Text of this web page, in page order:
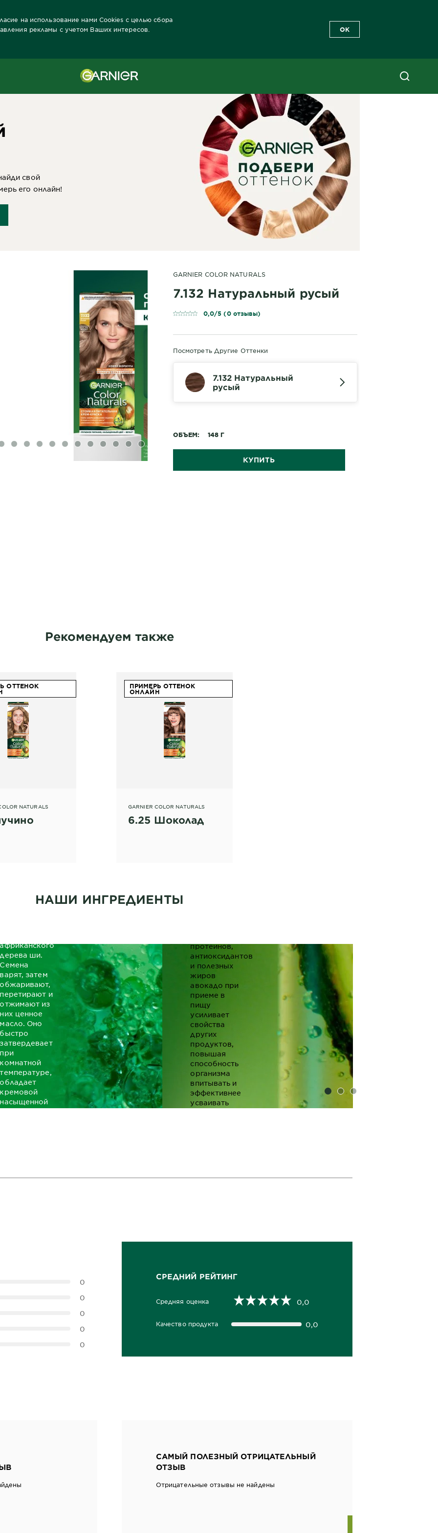
на использование нами Cookies с целью сбора
рекламы с учетом Ваших интересов.
OK
свой
его онлайн!
2
SLIDE 3
SLIDE 4
SLIDE 5
SLIDE 6
SLIDE 7
SLIDE 8
SLIDE 9
SLIDE 10
SLIDE 11
SLIDE 12
SLIDE 13SLIDE 14
GARNIER COLOR NATURALS
7.132 Натуральный русый
0,0/5 (0 отзывы)
Посмотреть Другие Оттенки
7.132 Натуральный
русый
ОБЪЕМ 148 Г
КУПИТЬ
Рекомендуем также
ОТТЕНОК
NATURALS
ПРИМЕРЬ ОТТЕНОК
ОНЛАЙН
GARNIER COLOR NATURALS
6.25 Шоколад
НАШИ ИНГРЕДИЕНТЫ
Масло карите
(или масло
африканского
дерева ши.
Семена
варят, затем
обжаривают,
перетирают и
отжимают из
них ценное
масло. Оно
быстро
затвердевает
при
комнатной
температуре,
обладает
кремовой
насыщенной
текстурой и
протеинов,
антиоксидантов
и полезных
жиров
авокадо при
приеме в
пищу
усиливает
свойства
других
продуктов,
повышая
способность
организма
впитывать и
эффективнее
усваивать
SLIDE 1
SLIDE 2SLIDE 3
0
0
0
0
0
СРЕДНИЙ РЕЙТИНГ
Средняя оценка
0,0 out of 5 stars 0,0
Качество продукта
0,0 out of 5 stars 0,0
САМЫЙ ПОЛЕЗНЫЙ ОТРИЦАТЕЛЬНЫЙ
ОТЗЫВ
Отрицательные отзывы не найдены